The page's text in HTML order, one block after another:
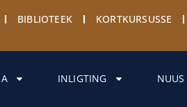
BIBLIOTEEK KORTKURSUSSE
INLIGTING NUUS